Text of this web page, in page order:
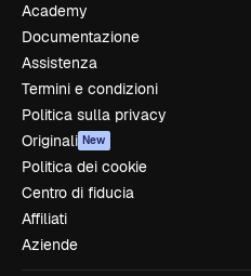
Academy
Documentazione
Assistenza
Termini e condizioni
Politica sulla privacy
Originali New
Politica dei cookie
Centro di fiducia
Affiliati
Aziende